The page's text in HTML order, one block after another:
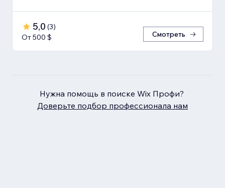
5,0 (3)
От 500 $
Смотреть
Нужна помощь в поиске Wix Профи?
Доверьте подбор профессионала нам